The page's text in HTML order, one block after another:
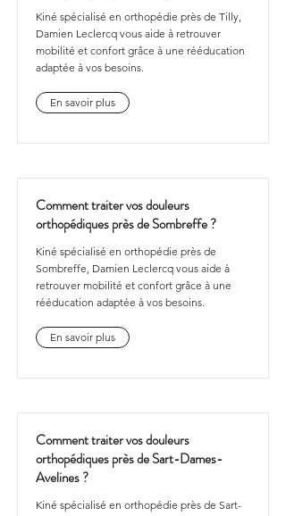
Kiné spécialisé en orthopédie près de Tilly,
Damien Leclercq vous aide à retrouver
mobilité et confort grâce à une rééducation
adaptée à vos besoins.
En savoir plus
Comment traiter vos douleurs
orthopédiques près de Sombreffe ?
Kiné spécialisé en orthopédie près de
Sombreffe, Damien Leclercq vous aide à
retrouver mobilité et confort grâce à une
rééducation adaptée à vos besoins.
En savoir plus
Comment traiter vos douleurs
orthopédiques près de Sart-Dames-
Avelines ?
Kiné spécialisé en orthopédie près de Sart-